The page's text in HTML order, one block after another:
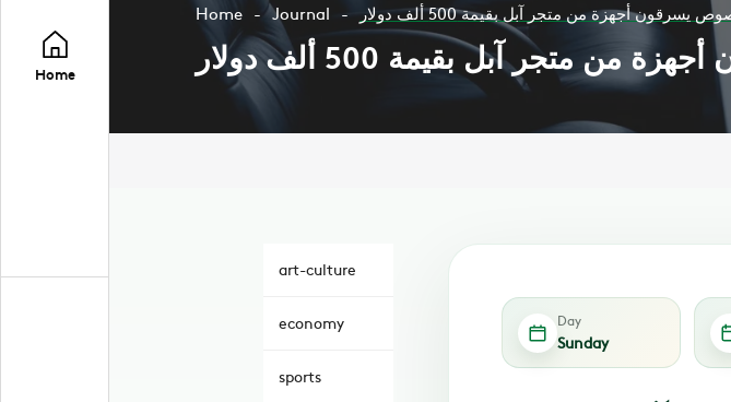
Home
Home Journal يسرقون أجهزة من متجر آبل بقيمة 500 ألف دولار
متجر آبل بقيمة 500 ألف دولار
art-culture
economy
sports
Day
Sunday